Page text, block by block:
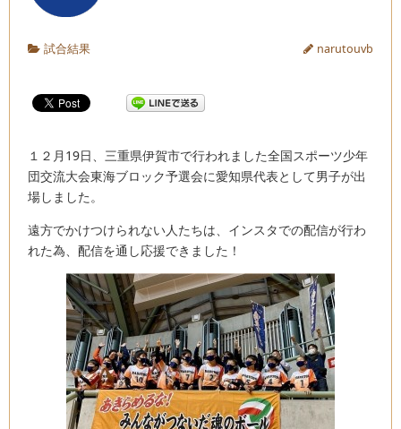
試合結果 narutouvb
１２月19日、三重県伊賀市で行われました全国スポーツ少年
団交流大会東海ブロック予選会に愛知県代表として男子が出
場しました。
遠方でかけつけられない人たちは、インスタでの配信が行わ
れた為、配信を通し応援できました！